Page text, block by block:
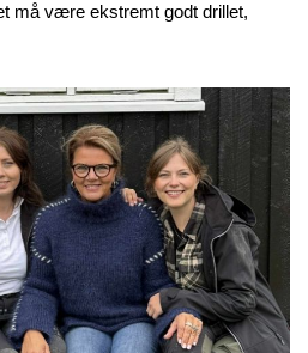
må være ekstremt godt drillet,